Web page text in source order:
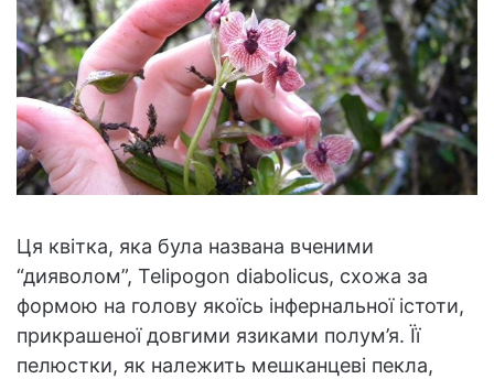
Ця квітка, яка була названа вченими
“дияволом”, Telipogon diabolicus, схожа за
формою на голову якоїсь інфернальної істоти,
прикрашеної довгими язиками полум’я. Її
пелюстки, як належить мешканцеві пекла,